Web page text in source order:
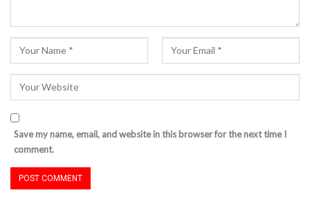
Save my name, email, and website in this browser for the next time I
comment.